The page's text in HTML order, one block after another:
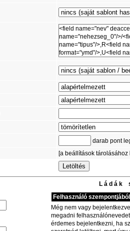
darab pont
[a beállítások
L á d á k
Felhasználó szempontjából
Még nem vagy
megadni
érdemes bejelentkezni, ha